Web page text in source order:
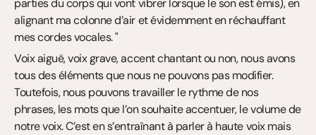
parties du corps qui vont vibrer lorsque le son est émis), en
alignant ma colonne d’air et évidemment en réchauffant
mes cordes vocales. "
Voix aiguë, voix grave, accent chantant ou non, nous avons
tous des éléments que nous ne pouvons pas modifier.
Toutefois, nous pouvons travailler le rythme de nos
phrases, les mots que l’on souhaite accentuer, le volume de
notre voix. C’est en s’entraînant à parler à haute voix mais